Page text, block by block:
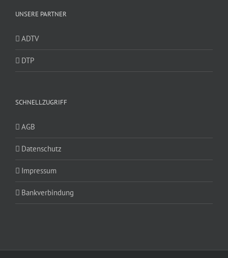
UNSERE PARTNER
ADTV
DTP
SCHNELLZUGRIFF
AGB
Datenschutz
Impressum
Bankverbindung